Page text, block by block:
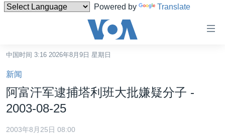
Powered by Translate
碍
链
接
跳
转
内
中国时间 3:16 2026年8月9日 星期日
新闻
阿富汗军逮捕塔利班大批嫌疑分子 -
2003-08-25
2003年8月25日 08:00